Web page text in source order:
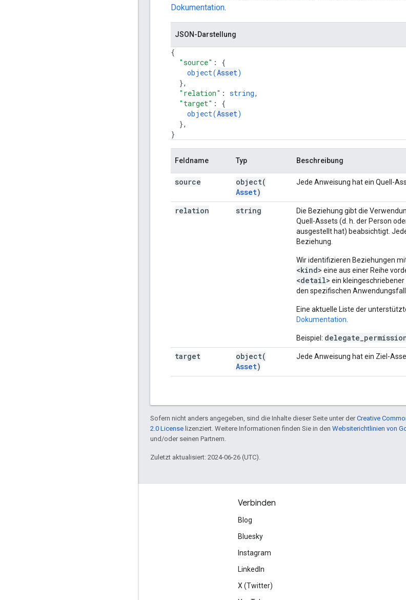
Dokumentation.
JSON-Darstellung
{
"source" : {
object(Asset)
},
"relation" : string,
"target" : {
object(Asset)
},
}
Feldname Typ Beschreibung
source
object(
Asset)
Jede Anweisung hat ein Quell-
relation string
Die Beziehung gibt die
Quell-Assets (d. h. der Person
ausgestellt hat) beabsichtigt.
Beziehung.
Wir identifizieren Beziehungen
<kind> eine aus einer Reihe
<detail> ein
den spezifischen
Eine aktuelle Liste der
Dokumentation
Beispiel:
target
object(
Asset)
Jede Anweisung hat ein Ziel-
Sofern nicht anders angegeben, sind die Inhalte dieser Seite unter derCreative
2.0 License lizenziert. Weitere Informationen finden Sie in den Websiterichtlinien von
und/oder seinen Partnern.
Zuletzt aktualisiert: 2024-06-26 (UTC).
Verbinden
Blog
Bluesky
Instagram
LinkedIn
X (Twitter)